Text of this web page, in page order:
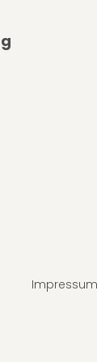
Impressum